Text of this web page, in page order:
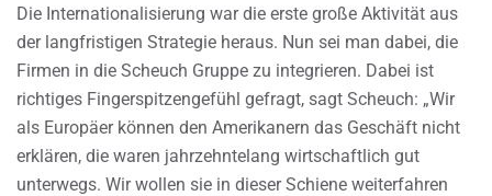
Die Internationalisierung war die erste große Aktivität aus
der langfristigen Strategie heraus. Nun sei man dabei, die
Firmen in die Scheuch Gruppe zu integrieren. Dabei ist
richtiges Fingerspitzengefühl gefragt, sagt Scheuch: „Wir
als Europäer können den Amerikanern das Geschäft nicht
erklären, die waren jahrzehntelang wirtschaftlich gut
unterwegs. Wir wollen sie in dieser Schiene weiterfahren